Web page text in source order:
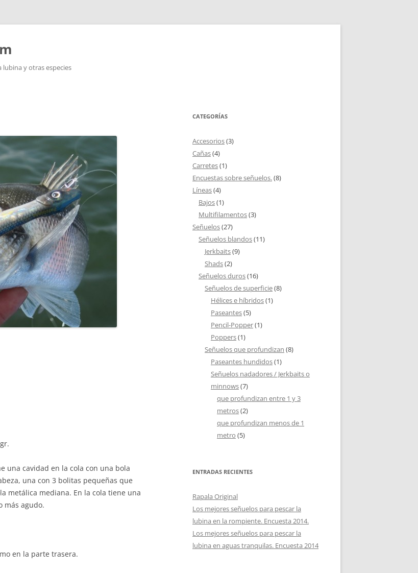
lubina y otras especies
una cavidad en la cola con una bola
una con 3 bolitas pequeñas que
metálica mediana. En la cola tiene una
más agudo.
en la parte trasera.
CATEGORÍAS
Accesorios(3)
Cañas(4)
Carretes(1)
Encuestas sobre señuelos.(8)
Líneas(4)
Bajos(1)
Multifilamentos(3)
Señuelos(27)
Señuelos blandos(11)
Jerkbaits(9)
Shads(2)
Señuelos duros(16)
Señuelos de superficie(8)
Hélices e híbridos(1)
Paseantes(5)
Pencil-Popper(1)
Poppers(1)
Señuelos que profundizan (8)
Paseantes hundidos(1)
Señuelos nadadores / Jerkbaits o
minnows(7)
que profundizan entre 1 y 3
metros(2)
que profundizan menos de 1
metro (5)
ENTRADAS RECIENTES
Rapala Original
Los mejores señuelos para pescar la
lubina en la rompiente. Encuesta 2014.
Los mejores señuelos para pescar la
lubina en aguas tranquilas. Encuesta 2014